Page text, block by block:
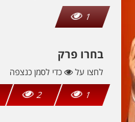
1
בחרו פרק
לחצו על
כדי לסמן כנצפה
1
2